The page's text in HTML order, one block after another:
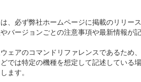
、必ず弊社ホームページに掲載のリリ
バージョンごとの注意事項や最新情報が
ェアのコマンドリファレンスであるた
では特定の機種を想定して記述してい
ます。